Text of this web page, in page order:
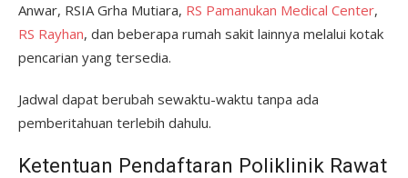
Anwar, RSIA Grha Mutiara, RS Pamanukan Medical Center,
RS Rayhan, dan beberapa rumah sakit lainnya melalui kotak
pencarian yang tersedia.
Jadwal dapat berubah sewaktu-waktu tanpa ada
pemberitahuan terlebih dahulu.
Ketentuan Pendaftaran Poliklinik Rawat